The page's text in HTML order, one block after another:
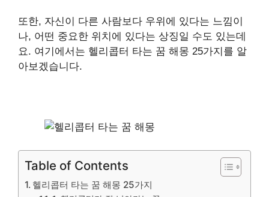
또한, 자신이 다른 사람보다 우위에 있다는 느낌이
나, 어떤 중요한 위치에 있다는 상징일 수도 있는데
요. 여기에서는 헬리콥터 타는 꿈 해몽 25가지를 알
아보겠습니다.
Table of Contents
헬리콥터 타는 꿈 해몽 25가지